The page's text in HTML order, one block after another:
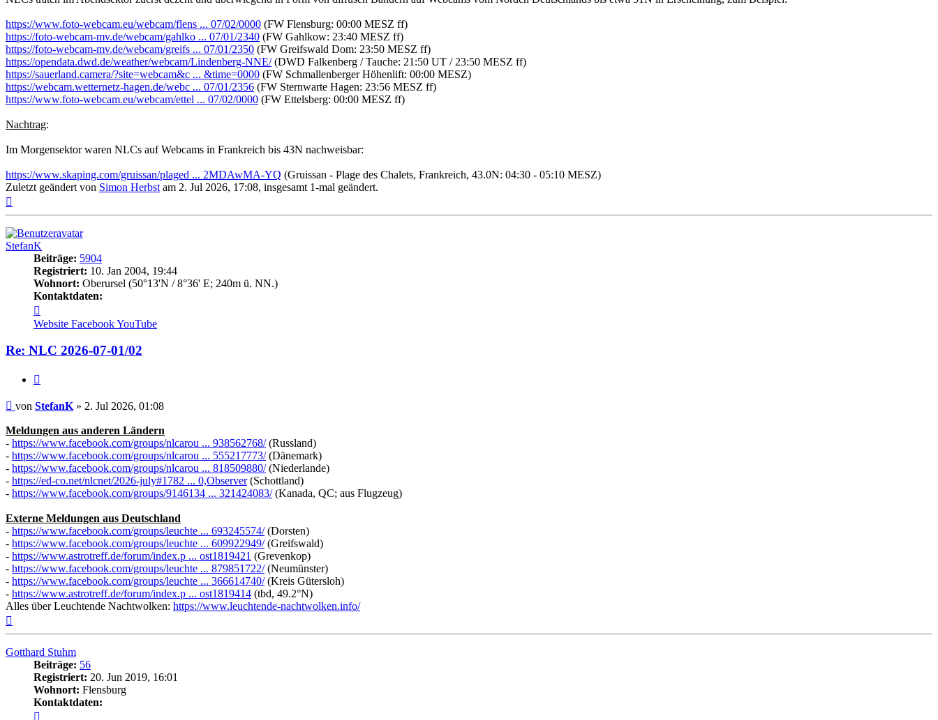
https://www.foto-webcam.eu/webcam/flens ... 07/02/0000 (FW Flensburg: 00:00 MESZ ff)
https://foto-webcam-mv.de/webcam/gahlko ... 07/01/2340 (FW Gahlkow: 23:40 MESZ ff)
https://foto-webcam-mv.de/webcam/greifs ... 07/01/2350 (FW Greifswald Dom: 23:50 MESZ ff)
https://opendata.dwd.de/weather/webcam/Lindenberg-NNE/(DWD Falkenberg / Tauche: 21:50 UT / 23:50 MESZ ff)
https://sauerland.camera/?site=webcam&c ... &time=0000 (FW Schmallenberger Höhenlift: 00:00 MESZ)
https://webcam.wetternetz-hagen.de/webc ... 07/01/2356 (FW Sternwarte Hagen: 23:56 MESZ ff)
https://www.foto-webcam.eu/webcam/ettel ... 07/02/0000 (FW Ettelsberg: 00:00 MESZ ff)
Nachtrag:
Im Morgensektor waren NLCs auf Webcams in Frankreich bis 43N nachweisbar:
https://www.skaping.com/gruissan/plaged ... 2MDAwMA-YQ (Gruissan - Plage des Chalets, Frankreich, 43.0N: 04:30 - 05:10 MESZ)
Zuletzt geändert von Simon Herbst am 2. Jul 2026, 17:08, insgesamt 1-mal geändert.
StefanK
Beiträge: 5904
Registriert: 10. Jan 2004, 19:44
Wohnort: Oberursel (50°13'N / 8°36' E; 240m ü. NN.)
Kontaktdaten:
von
StefanK
Website FacebookYouTube
Re: NLC 2026-07-01/02
Beitrag
von StefanK » 2. Jul 2026, 01:08
Meldungen aus anderen Ländern
- https://www.facebook.com/groups/nlcarou ... 938562768/(Russland)
- https://www.facebook.com/groups/nlcarou ... 555217773/(Dänemark)
- https://www.facebook.com/groups/nlcarou ... 818509880/(Niederlande)
- https://ed-co.net/nlcnet/2026-july#1782 ... 0,Observer(Schottland)
- https://www.facebook.com/groups/9146134 ... 321424083/(Kanada, QC; aus Flugzeug)
Externe Meldungen aus Deutschland
- https://www.facebook.com/groups/leuchte ... 693245574/(Dorsten)
- https://www.facebook.com/groups/leuchte ... 609922949/(Greifswald)
- https://www.astrotreff.de/forum/index.p ... ost1819421 (Grevenkop)
- https://www.facebook.com/groups/leuchte ... 879851722/(Neumünster)
- https://www.facebook.com/groups/leuchte ... 366614740/(Kreis Gütersloh)
- https://www.astrotreff.de/forum/index.p ... ost1819414 (tbd, 49.2°N)
Alles über Leuchtende Nachtwolken: https://www.leuchtende-nachtwolken.info/
Gotthard Stuhm
Beiträge: 56
Registriert: 20. Jun 2019, 16:01
Wohnort: Flensburg
Kontaktdaten: